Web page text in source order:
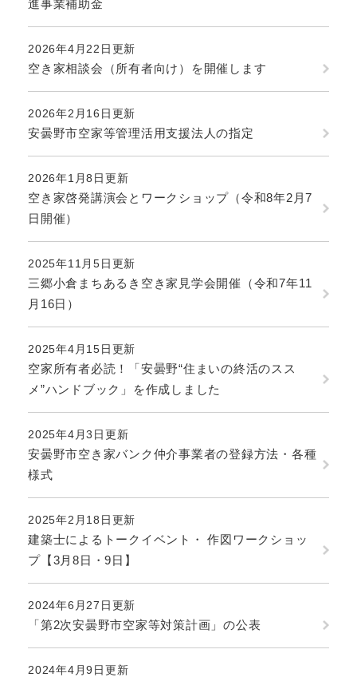
進事業補助金
2026年4月22日更新
空き家相談会（所有者向け）を開催します
2026年2月16日更新
安曇野市空家等管理活用支援法人の指定
2026年1月8日更新
空き家啓発講演会とワークショップ（令和8年2月7
日開催）
2025年11月5日更新
三郷小倉まちあるき空き家見学会開催（令和7年11
月16日）
2025年4月15日更新
空家所有者必読！「安曇野“住まいの終活のスス
メ”ハンドブック」を作成しました
2025年4月3日更新
安曇野市空き家バンク仲介事業者の登録方法・各種
様式
2025年2月18日更新
建築士によるトークイベント・ 作図ワークショッ
プ【3月8日・9日】
2024年6月27日更新
「第2次安曇野市空家等対策計画」の公表
2024年4月9日更新